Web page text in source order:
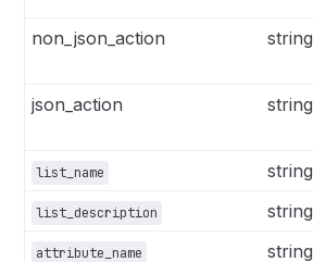
non_json_action
string
json_action
string
list_name string
list_description string
attribute_name string